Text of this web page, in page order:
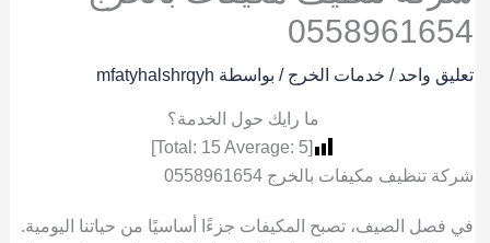
0558961654
تعليق واحد / خدمات الخرج / بواسطة mfatyhalshrqyh
ما رايك حول الخدمة؟
[Total:
15 Average: 5
]
شركة تنظيف مكيفات بالخرج 0558961654
في فصل الصيف، تصبح المكيفات جزءًا أساسيًا من حياتنا اليومية.